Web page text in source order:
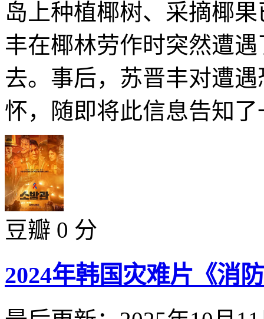
岛上种植椰树、采摘椰
丰在椰林劳作时突然遭
去。事后，苏晋丰对遭
怀，随即将此信息告知
豆瓣 0 分
2024年韩国灾难片《消